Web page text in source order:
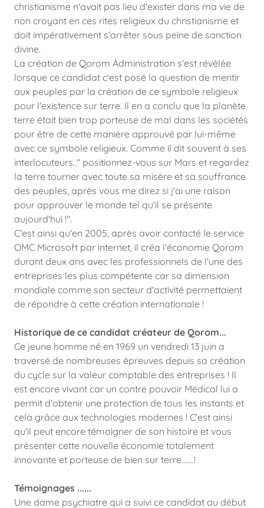
christianisme n'avait pas lieu d'exister dans ma vie de
non croyant en ces rites religieux du christianisme et
doit impérativement s’arrêter sous peine de sanction
divine.
La création de Qorom Administration s'est révélée
lorsque ce candidat c'est posé la question de mentir
aux peuples par la création de ce symbole religieux
pour l'existence sur terre. Il en a conclu que la planète
terre était bien trop porteuse de mal dans les sociétés
pour être de cette manière approuvé par lui-même
avec ce symbole religieux. Comme il dit souvent à ses
interlocuteurs.." positionnez-vous sur Mars et regardez
la terre tourner avec toute sa misère et sa souffrance
des peuples, après vous me direz si j'ai une raison
pour approuver le monde tel qu'il se présente
aujourd'hui !".
C'est ainsi qu'en 2005, après avoir contacté le service
OMC Microsoft par internet, il créa l'économie Qorom
durant deux ans avec les professionnels de l'une des
entreprises les plus compétente car sa dimension
mondiale comme son secteur d'activité permettaient
de répondre à cette création internationale !
Historique de ce candidat créateur de Qorom...
Ce jeune homme né en 1969 un vendredi 13 juin a
traversé de nombreuses épreuves depuis sa création
du cycle sur la valeur comptable des entreprises ! Il
est encore vivant car un contre pouvoir Médical lui a
permit d'obtenir une protection de tous les instants et
cela grâce aux technologies modernes ! C'est ainsi
qu'il peut encore témoigner de son histoire et vous
présenter cette nouvelle économie totalement
innovante et porteuse de bien sur terre.......!
Témoignages ......
Une dame psychiatre qui a suivi ce candidat au début